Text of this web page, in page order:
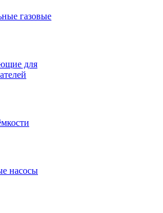
газовые
для
насосы